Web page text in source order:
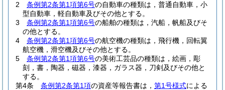
2
条例第2条第1項第6号の自動車の種類は，普通自動車，小
型自動車，軽自動車及びその他とする。
3
条例第2条第1項第6号の船舶の種類は，汽船，帆船及びそ
の他とする。
4
条例第2条第1項第6号の航空機の種類は，飛行機，回転翼
航空機，滑空機及びその他とする。
5
条例第2条第1項第6号の美術工芸品の種類は，絵画，彫
刻，書，陶器，磁器，漆器，ガラス器，刀剣及びその他と
する。
第4条
条例第2条第1項の資産等報告書は， 第1号様式による